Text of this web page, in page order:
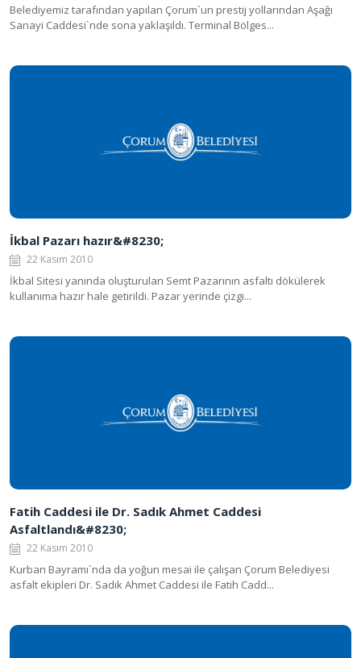
Belediyemiz tarafından yapılan Çorum`un prestij yollarından Aşağı
Sanayi Caddesi`nde sona yaklaşıldı. Terminal Bölges...
İkbal Pazarı hazır&#8230;
22 Kasım 2010
İkbal Sitesi yanında oluşturulan Semt Pazarının asfaltı dökülerek
kullanıma hazır hale getirildi. Pazar yerinde çizgi...
Fatih Caddesi ile Dr. Sadık Ahmet Caddesi
Asfaltlandı&#8230;
22 Kasım 2010
Kurban Bayramı`nda da yoğun mesai ile çalışan Çorum Belediyesi
asfalt ekipleri Dr. Sadık Ahmet Caddesi ile Fatih Cadd...